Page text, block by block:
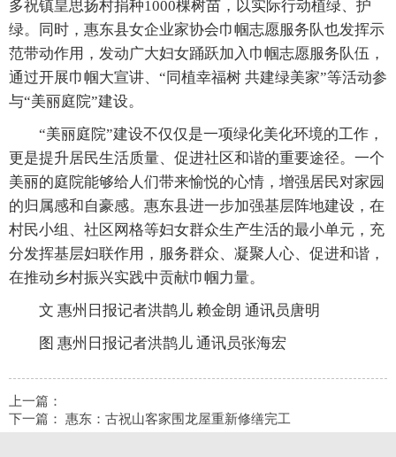
多祝镇皇思扬村捐种1000棵树苗，以实际行动植绿、护
绿。同时，惠东县女企业家协会巾帼志愿服务队也发挥示
范带动作用，发动广大妇女踊跃加入巾帼志愿服务队伍，
通过开展巾帼大宣讲、“同植幸福树 共建绿美家”等活动参
与“美丽庭院”建设。
“美丽庭院”建设不仅仅是一项绿化美化环境的工作，
更是提升居民生活质量、促进社区和谐的重要途径。一个
美丽的庭院能够给人们带来愉悦的心情，增强居民对家园
的归属感和自豪感。惠东县进一步加强基层阵地建设，在
村民小组、社区网格等妇女群众生产生活的最小单元，充
分发挥基层妇联作用，服务群众、凝聚人心、促进和谐，
在推动乡村振兴实践中贡献巾帼力量。
文 惠州日报记者洪鹊儿 赖金朗 通讯员唐明
图 惠州日报记者洪鹊儿 通讯员张海宏
上一篇：
下一篇： 惠东：古祝山客家围龙屋重新修缮完工